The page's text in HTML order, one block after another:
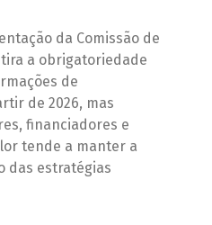
da Comissão de
a obrigatoriedade
de
de 2026, mas
financiadores e
tende a manter a
das estratégias